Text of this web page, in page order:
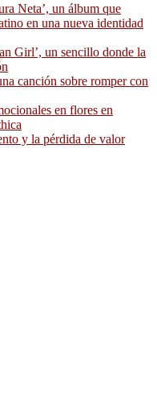
Neta’, un álbum que
en una nueva identidad
Girl’, un sencillo donde la
canción sobre romper con
en flores en
y la pérdida de valor